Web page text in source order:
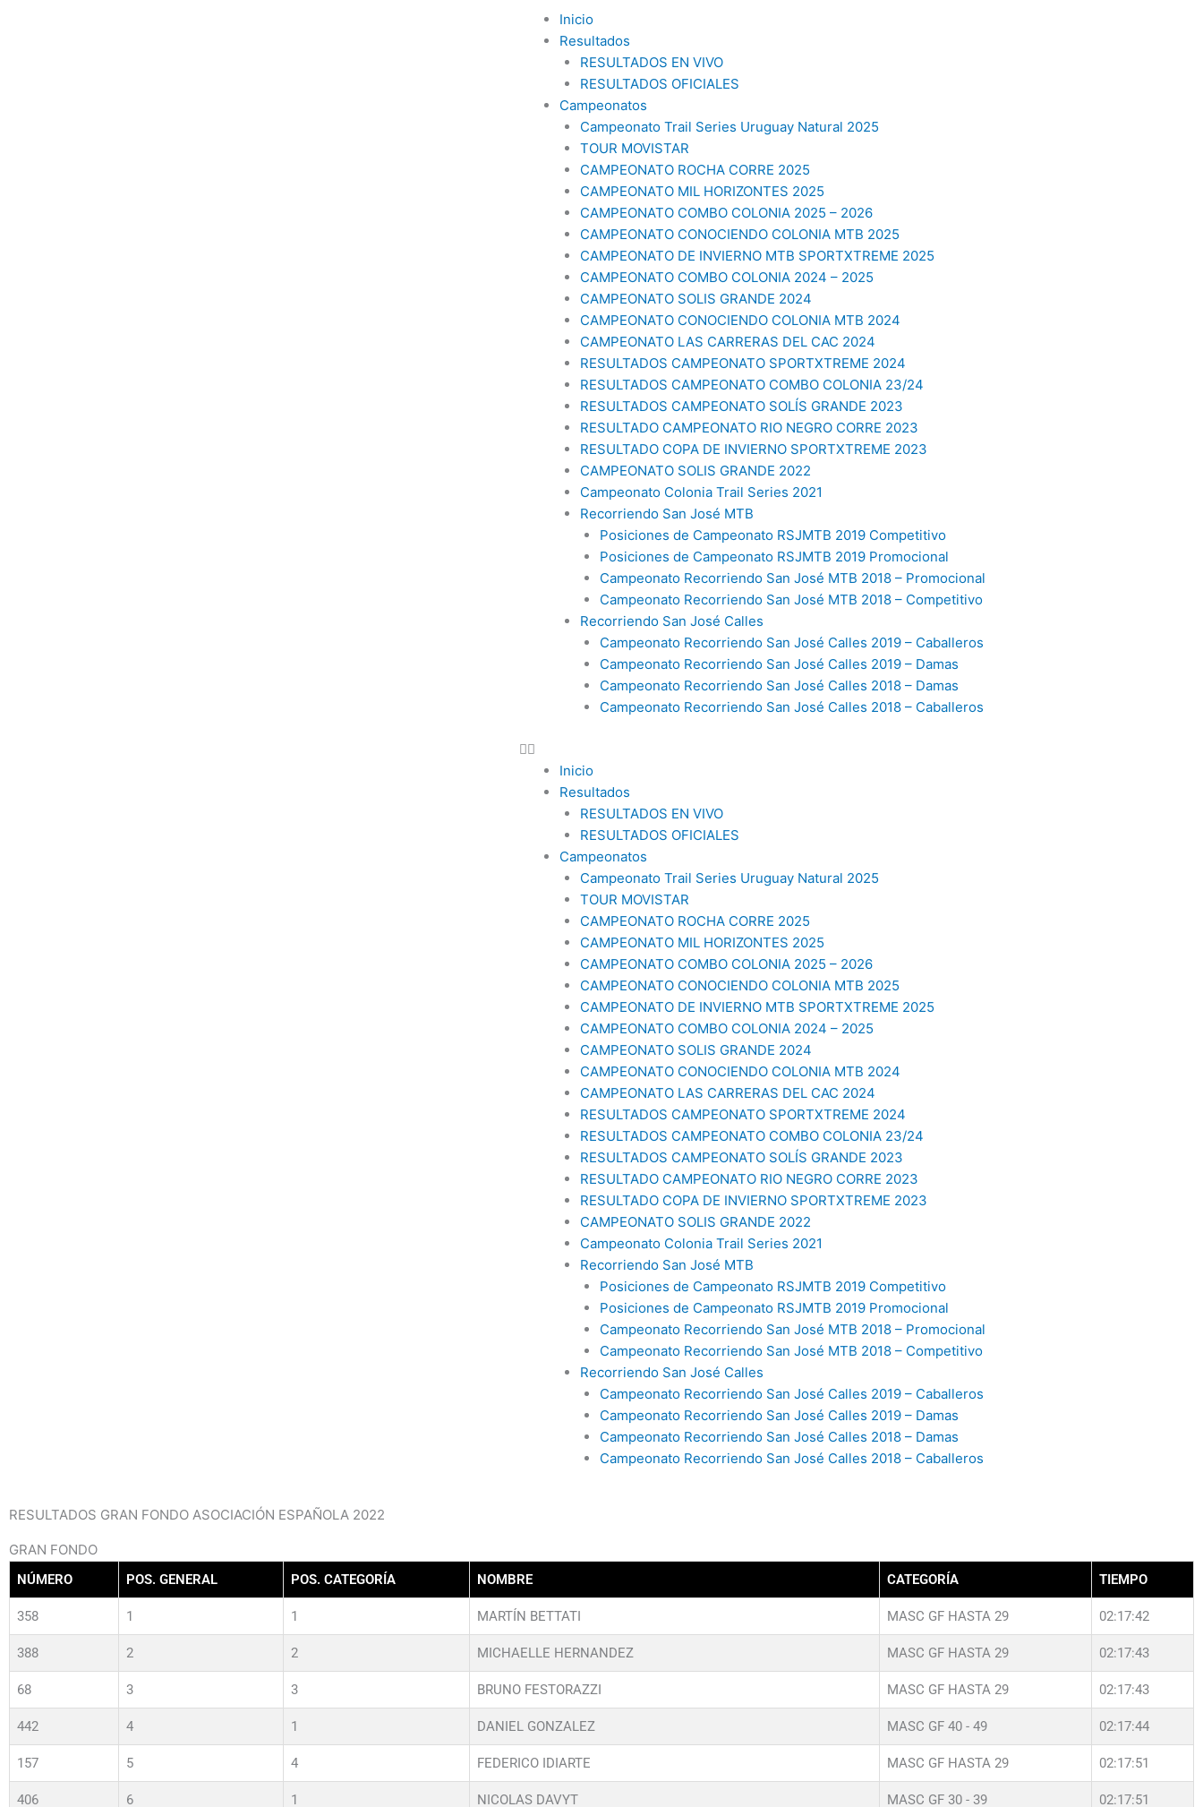
Inicio
Resultados
RESULTADOS EN VIVO
RESULTADOS OFICIALES
Campeonatos
Campeonato Trail Series Uruguay Natural 2025
TOUR MOVISTAR
CAMPEONATO ROCHA CORRE 2025
CAMPEONATO MIL HORIZONTES 2025
CAMPEONATO COMBO COLONIA 2025 – 2026
CAMPEONATO CONOCIENDO COLONIA MTB 2025
CAMPEONATO DE INVIERNO MTB SPORTXTREME 2025
CAMPEONATO COMBO COLONIA 2024 – 2025
CAMPEONATO SOLIS GRANDE 2024
CAMPEONATO CONOCIENDO COLONIA MTB 2024
CAMPEONATO LAS CARRERAS DEL CAC 2024
RESULTADOS CAMPEONATO SPORTXTREME 2024
RESULTADOS CAMPEONATO COMBO COLONIA 23/24
RESULTADOS CAMPEONATO SOLÍS GRANDE 2023
RESULTADO CAMPEONATO RIO NEGRO CORRE 2023
RESULTADO COPA DE INVIERNO SPORTXTREME 2023
CAMPEONATO SOLIS GRANDE 2022
Campeonato Colonia Trail Series 2021
Recorriendo San José MTB
Posiciones de Campeonato RSJMTB 2019 Competitivo
Posiciones de Campeonato RSJMTB 2019 Promocional
Campeonato Recorriendo San José MTB 2018 – Promocional
Campeonato Recorriendo San José MTB 2018 – Competitivo
Recorriendo San José Calles
Campeonato Recorriendo San José Calles 2019 – Caballeros
Campeonato Recorriendo San José Calles 2019 – Damas
Campeonato Recorriendo San José Calles 2018 – Damas
Campeonato Recorriendo San José Calles 2018 – Caballeros
Inicio
Resultados
RESULTADOS EN VIVO
RESULTADOS OFICIALES
Campeonatos
Campeonato Trail Series Uruguay Natural 2025
TOUR MOVISTAR
CAMPEONATO ROCHA CORRE 2025
CAMPEONATO MIL HORIZONTES 2025
CAMPEONATO COMBO COLONIA 2025 – 2026
CAMPEONATO CONOCIENDO COLONIA MTB 2025
CAMPEONATO DE INVIERNO MTB SPORTXTREME 2025
CAMPEONATO COMBO COLONIA 2024 – 2025
CAMPEONATO SOLIS GRANDE 2024
CAMPEONATO CONOCIENDO COLONIA MTB 2024
CAMPEONATO LAS CARRERAS DEL CAC 2024
RESULTADOS CAMPEONATO SPORTXTREME 2024
RESULTADOS CAMPEONATO COMBO COLONIA 23/24
RESULTADOS CAMPEONATO SOLÍS GRANDE 2023
RESULTADO CAMPEONATO RIO NEGRO CORRE 2023
RESULTADO COPA DE INVIERNO SPORTXTREME 2023
CAMPEONATO SOLIS GRANDE 2022
Campeonato Colonia Trail Series 2021
Recorriendo San José MTB
Posiciones de Campeonato RSJMTB 2019 Competitivo
Posiciones de Campeonato RSJMTB 2019 Promocional
Campeonato Recorriendo San José MTB 2018 – Promocional
Campeonato Recorriendo San José MTB 2018 – Competitivo
Recorriendo San José Calles
Campeonato Recorriendo San José Calles 2019 – Caballeros
Campeonato Recorriendo San José Calles 2019 – Damas
Campeonato Recorriendo San José Calles 2018 – Damas
Campeonato Recorriendo San José Calles 2018 – Caballeros
RESULTADOS GRAN FONDO ASOCIACIÓN ESPAÑOLA 2022
GRAN FONDO
NÚMERO POS. GENERAL POS. CATEGORÍA NOMBRE CATEGORÍA TIEMPO
358 1 1 MARTÍN BETTATI MASC GF HASTA 29 02:17:42
388 2 2 MICHAELLE HERNANDEZ MASC GF HASTA 29 02:17:43
68 3 3 BRUNO FESTORAZZI MASC GF HASTA 29 02:17:43
442 4 1 DANIEL GONZALEZ MASC GF 40 - 49 02:17:44
157 5 4 FEDERICO IDIARTE MASC GF HASTA 29 02:17:51
406 6 1 NICOLAS DAVYT MASC GF 30 - 39 02:17:51